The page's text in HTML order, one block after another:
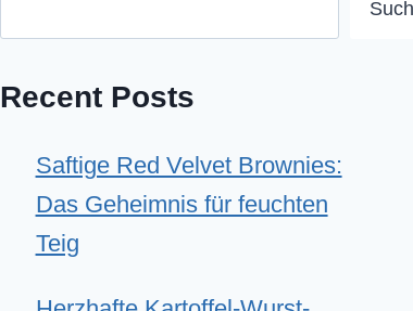
Recent Posts
Saftige Red Velvet Brownies:
Das Geheimnis für feuchten
Teig